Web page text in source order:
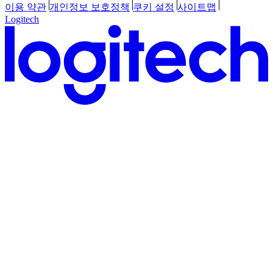
이용 약관 개인정보 보호정책 쿠키 설정 사이트맵
Logitech